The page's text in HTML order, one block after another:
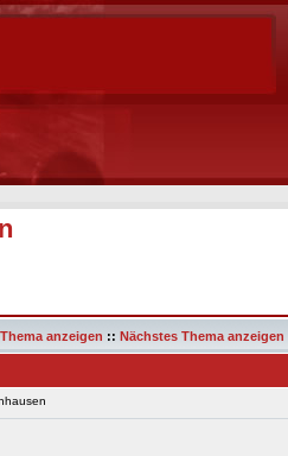
anzeigen :: Nächstes Thema anzeigen